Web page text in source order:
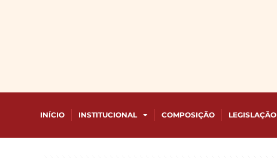
INÍCIO INSTITUCIONAL COMPOSIÇÃO LEGISLAÇÃO